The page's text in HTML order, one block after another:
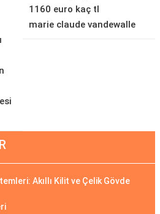
1160 euro kaç tl
marie claude vandewalle
Akıllı Kilit ve Çelik Gövde